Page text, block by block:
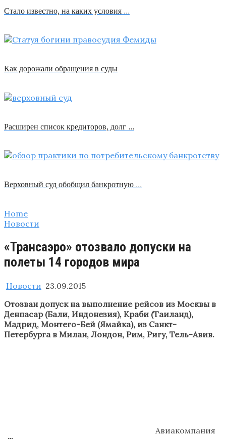
Стало известно, на каких условия …
Как дорожали обращения в суды
Расширен список кредиторов, долг …
Верховный суд обобщил банкротную …
Home
Новости
«Трансаэро» отозвало допуски на
полеты 14 городов мира
Новости 23.09.2015
Отозван допуск на выполнение рейсов из Москвы в
Денпасар (Бали, Индонезия), Краби (Таиланд),
Мадрид, Монтего-Бей (Ямайка), из Санкт-
Петербурга в Милан, Лондон, Рим, Ригу, Тель-Авив.
Авиакомпания